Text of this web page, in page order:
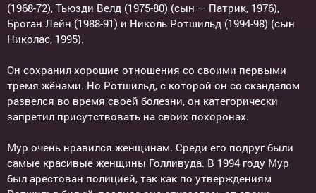
(1968-72), Тьюзди Велд (1975-80) (сын — Патрик, 1976),
Броган Лейн (1988-91) и Николь Ротшильд (1994-98) (сын
Николас, 1995).
Он сохранил хорошие отношения со своими первыми
тремя жёнами. Но Ротшильд, с которой он со скандалом
развелся во время своей болезни, он категорически
запретил присутствовать на своих похоронах.
Мур очень нравился женщинам. Среди его подруг были
самые красивые женщины Голливуда. В 1994 году Мур
был арестован полицией, так как по утверждениям